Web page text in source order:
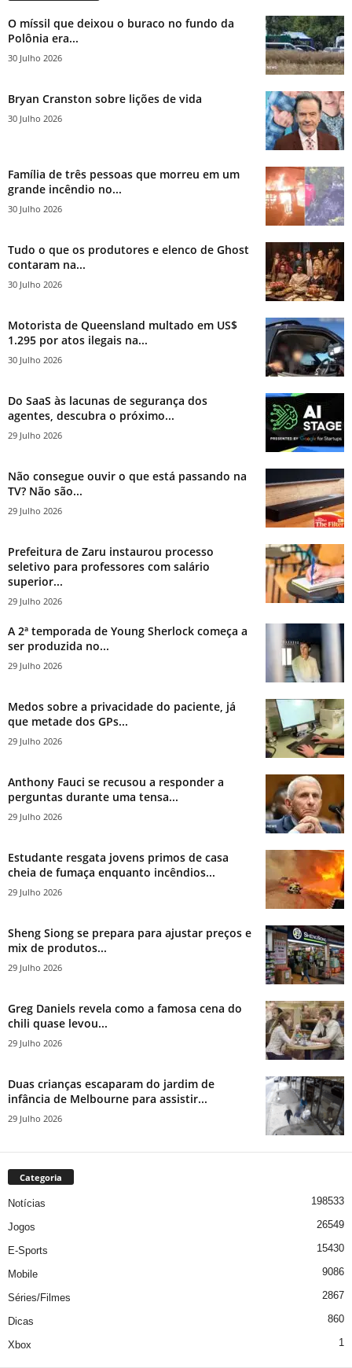
O míssil que deixou o buraco no fundo da
Polônia era...
30 Julho 2026
Bryan Cranston sobre lições de vida
30 Julho 2026
Família de três pessoas que morreu em um
grande incêndio no...
30 Julho 2026
Tudo o que os produtores e elenco de Ghost
contaram na...
30 Julho 2026
Motorista de Queensland multado em US$
1.295 por atos ilegais na...
30 Julho 2026
Do SaaS às lacunas de segurança dos
agentes, descubra o próximo...
29 Julho 2026
Não consegue ouvir o que está passando na
TV? Não são...
29 Julho 2026
Prefeitura de Zaru instaurou processo
seletivo para professores com salário
superior...
29 Julho 2026
A 2ª temporada de Young Sherlock começa a
ser produzida no...
29 Julho 2026
Medos sobre a privacidade do paciente, já
que metade dos GPs...
29 Julho 2026
Anthony Fauci se recusou a responder a
perguntas durante uma tensa...
29 Julho 2026
Estudante resgata jovens primos de casa
cheia de fumaça enquanto incêndios...
29 Julho 2026
Sheng Siong se prepara para ajustar preços e
mix de produtos...
29 Julho 2026
Greg Daniels revela como a famosa cena do
chili quase levou...
29 Julho 2026
Duas crianças escaparam do jardim de
infância de Melbourne para assistir...
29 Julho 2026
Categoria
Notícias 198533
Jogos 26549
E-Sports 15430
Mobile 9086
Séries/Filmes 2867
Dicas 860
Xbox 1